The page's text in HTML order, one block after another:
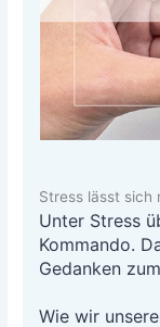
Stress lässt sich
Unter Stress
Kom­man­do.
Gedan­ken
Wie wir